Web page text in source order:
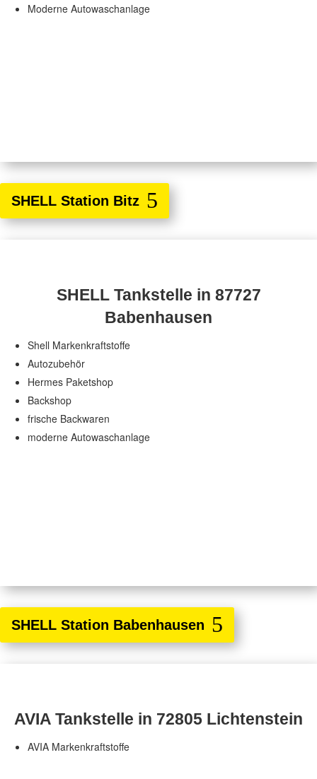
Moderne Autowaschanlage
SHELL Station Bitz
SHELL Tankstelle in 87727
Babenhausen
Shell Markenkraftstoffe
Autozubehör
Hermes Paketshop
Backshop
frische Backwaren
moderne Autowaschanlage
SHELL Station Babenhausen
AVIA Tankstelle in 72805 Lichtenstein
AVIA Markenkraftstoffe